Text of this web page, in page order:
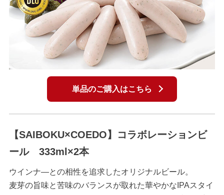
単品のご購入はこちら
【SAIBOKU×COEDO】コラボレーションビ
ール 333ml×2本
ウインナ―との相性を追求したオリジナルビール。
麦芽の旨味と苦味のバランスが取れた華やかなIPAスタイ